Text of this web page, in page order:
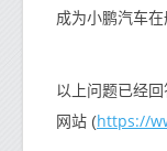
成为小鹏汽车在
以上问题已经
网站 (https://